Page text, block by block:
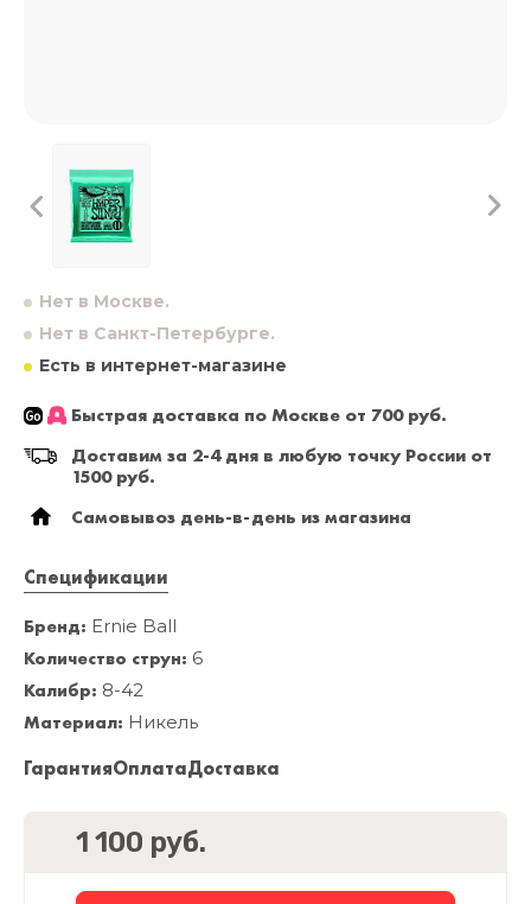
Нет в Москве.
Нет в Санкт-Петербурге.
Есть в интернет-магазине
Быстрая доставка по Москве от 700 руб.
Доставим за 2-4 дня в любую точку России от
1500 руб.
Самовывоз день-в-день из магазина
Спецификации
Бренд: Ernie Ball
Количество струн: 6
Калибр: 8-42
Материал: Никель
ГарантияОплатаДоставка
1 100 руб.